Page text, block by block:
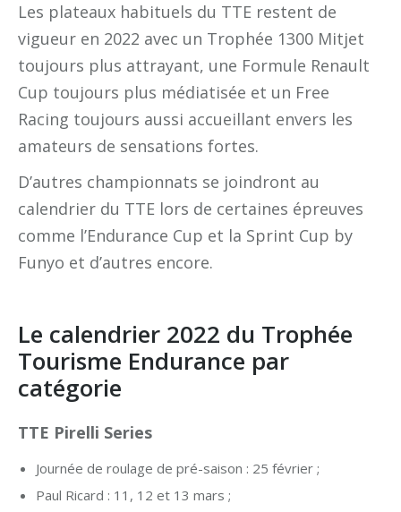
Les plateaux habituels du TTE restent de
vigueur en 2022 avec un Trophée 1300 Mitjet
toujours plus attrayant, une Formule Renault
Cup toujours plus médiatisée et un Free
Racing toujours aussi accueillant envers les
amateurs de sensations fortes.
D’autres championnats se joindront au
calendrier du TTE lors de certaines épreuves
comme l’Endurance Cup et la Sprint Cup by
Funyo et d’autres encore.
Le calendrier 2022 du Trophée
Tourisme Endurance par
catégorie
TTE Pirelli Series
Journée de roulage de pré-saison : 25 février ;
Paul Ricard : 11, 12 et 13 mars ;